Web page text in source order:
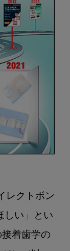
レクトボン
しい」とい
着歯学の